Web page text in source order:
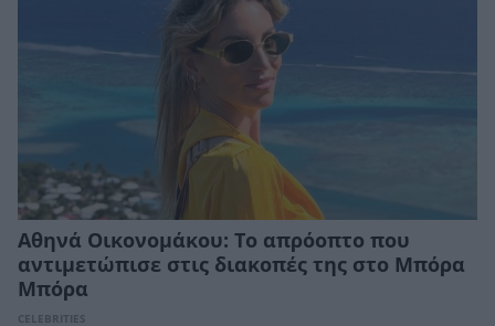
Αθηνά Οικονομάκου: Το απρόοπτο που
αντιμετώπισε στις διακοπές της στο Μπόρα
Μπόρα
CELEBRITIES